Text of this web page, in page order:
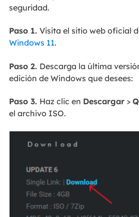
seguridad.
Paso 1. Visita el sitio web oficial
Windows 11.
Paso 2. Descarga la última
edición de Windows que desees:
Paso 3. Haz clic en Descargar>
el archivo ISO.